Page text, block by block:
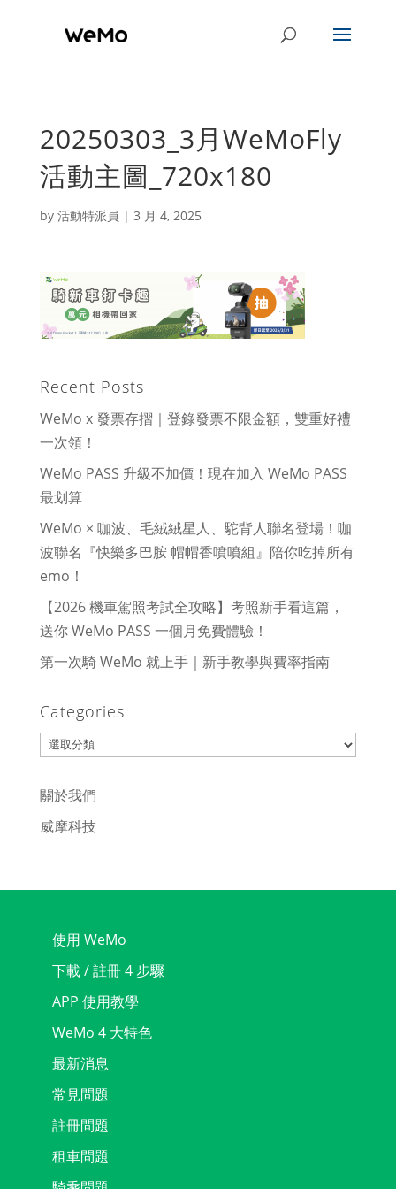
20250303_3月WeMoFly
活動主圖_720x180
by 活動特派員 | 3 月 4, 2025
Recent Posts
WeMo x 發票存摺｜登錄發票不限金額，雙重好禮
一次領！
WeMo PASS 升級不加價！現在加入 WeMo PASS
最划算
WeMo × 咖波、毛絨絨星人、駝背人聯名登場！咖
波聯名『快樂多巴胺 帽帽香噴噴組』陪你吃掉所有
emo！
【2026 機車駕照考試全攻略】考照新手看這篇，
送你 WeMo PASS 一個月免費體驗！
第一次騎 WeMo 就上手｜新手教學與費率指南
Categories
Categories
關於我們
威摩科技
使用 WeMo
下載 / 註冊 4 步驟
APP 使用教學
WeMo 4 大特色
最新消息
常見問題
註冊問題
租車問題